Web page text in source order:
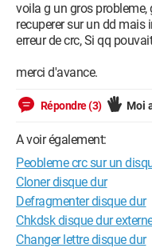
voila g un gros
recuperer sur un dd mais
erreur de crc, Si qq
merci d'avance.
Répondre (3) Moi
A voir également:
Peobleme crc sur un
Cloner disque dur
Defragmenter disque dur
Chkdsk disque dur
Changer lettre disque dur